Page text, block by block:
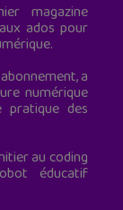
magazine
ados pour
a
numérique
pratique des
au coding
éducatif